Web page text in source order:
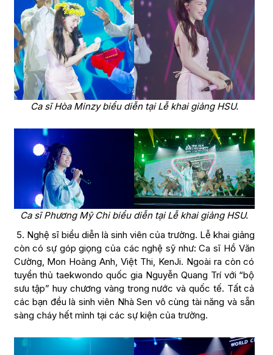
Ca sĩ Hòa Minzy biểu diễn tại Lễ khai giảng HSU.
Ca sĩ Phương Mỹ Chi biểu diễn tại Lễ khai giảng HSU.
5. Nghệ sĩ biểu diễn là sinh viên của trường. Lễ khai giảng
còn có sự góp giọng của các nghệ sỹ như: Ca sĩ Hồ Văn
Cường, Mon Hoàng Anh, Việt Thi, KenJi. Ngoài ra còn có
tuyển thủ taekwondo quốc gia Nguyễn Quang Trí với “bộ
sưu tập” huy chương vàng trong nước và quốc tế. Tất cả
các bạn đều là sinh viên Nhà Sen vô cùng tài năng và sẵn
sàng cháy hết mình tại các sự kiện của trường.